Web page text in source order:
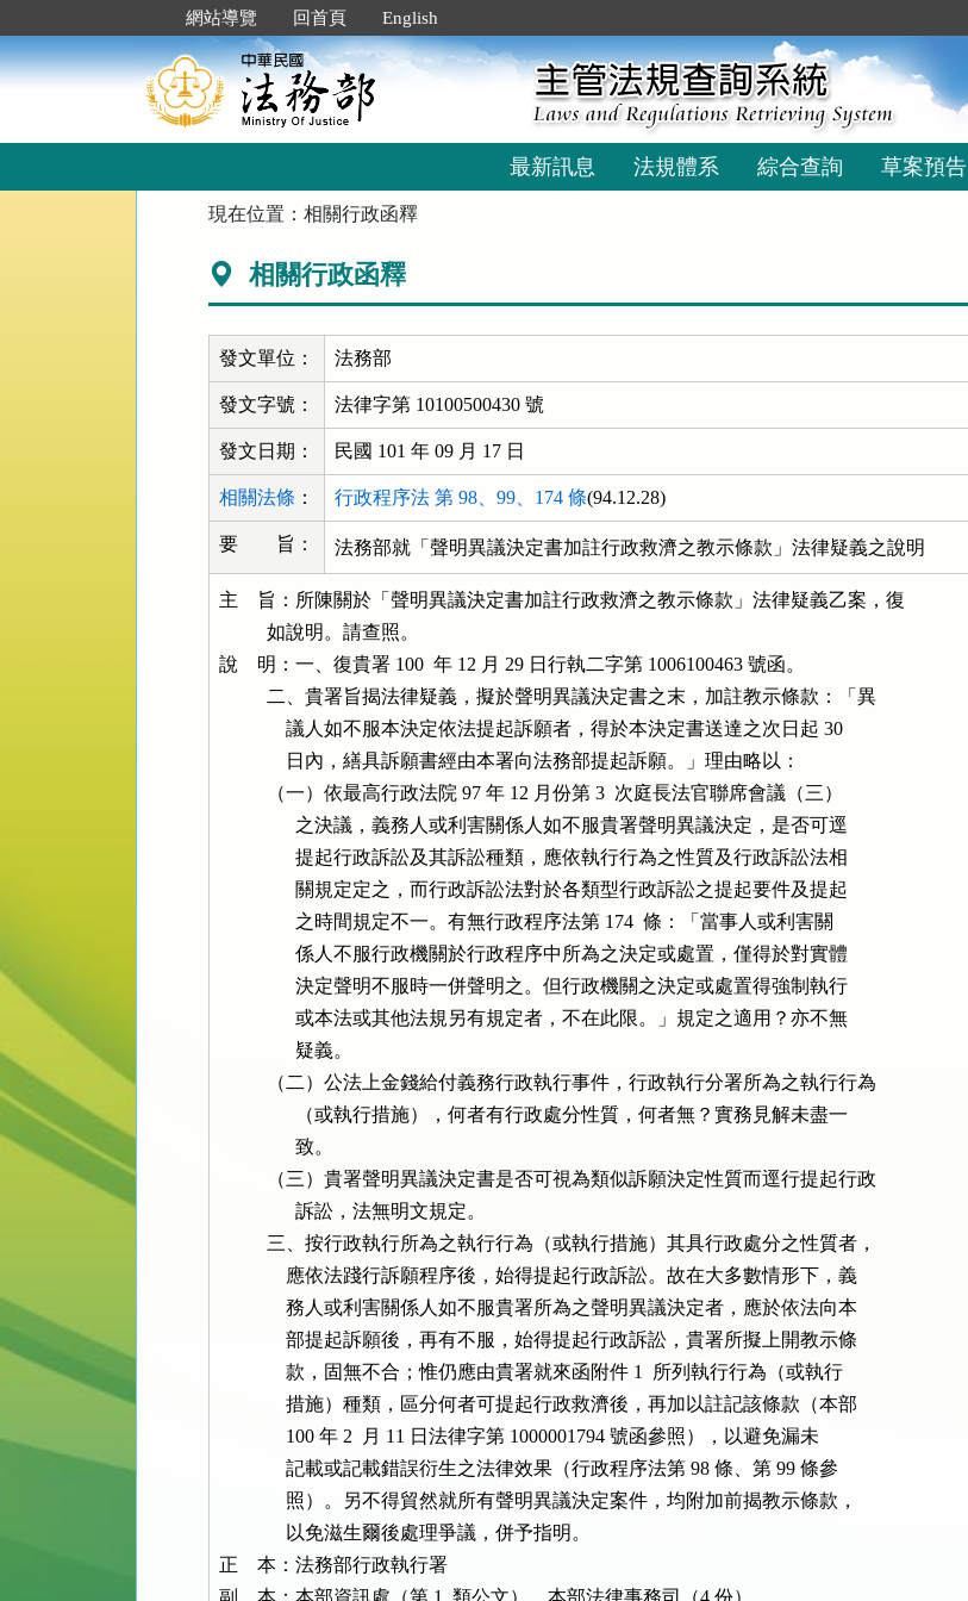
到
主
要
網站導覽 回首頁 English
最新訊息 法規體系 綜合查詢 草案預告
現在位置：相關行政函釋
相關行政函釋
發文單位： 法務部
發文字號： 法律字第 10100500430 號
發文日期： 民國 101 年 09 月 17 日
相關法條 ： 行政程序法 第 98、99、174 條(94.12.28)
要 旨： 法務部就「聲明異議決定書加註行政救濟之教示條款」法律疑義之說明
主    旨：所陳關於「聲明異議決定書加註行政救濟之教示條款」法律疑義乙案，復
          如說明。請查照。
說    明：一、復貴署 100  年 12 月 29 日行執二字第 1006100463 號函。
          二、貴署旨揭法律疑義，擬於聲明異議決定書之末，加註教示條款：「異
              議人如不服本決定依法提起訴願者，得於本決定書送達之次日起 30
              日內，繕具訴願書經由本署向法務部提起訴願。」理由略以：
          （一）依最高行政法院 97 年 12 月份第 3  次庭長法官聯席會議（三）
                之決議，義務人或利害關係人如不服貴署聲明異議決定，是否可逕
                提起行政訴訟及其訴訟種類，應依執行行為之性質及行政訴訟法相
                關規定定之，而行政訴訟法對於各類型行政訴訟之提起要件及提起
                之時間規定不一。有無行政程序法第 174  條：「當事人或利害關
                係人不服行政機關於行政程序中所為之決定或處置，僅得於對實體
                決定聲明不服時一併聲明之。但行政機關之決定或處置得強制執行
                或本法或其他法規另有規定者，不在此限。」規定之適用？亦不無
                疑義。
          （二）公法上金錢給付義務行政執行事件，行政執行分署所為之執行行為
                （或執行措施），何者有行政處分性質，何者無？實務見解未盡一
                致。
          （三）貴署聲明異議決定書是否可視為類似訴願決定性質而逕行提起行政
                訴訟，法無明文規定。
          三、按行政執行所為之執行行為（或執行措施）其具行政處分之性質者，
              應依法踐行訴願程序後，始得提起行政訴訟。故在大多數情形下，義
              務人或利害關係人如不服貴署所為之聲明異議決定者，應於依法向本
              部提起訴願後，再有不服，始得提起行政訴訟，貴署所擬上開教示條
              款，固無不合；惟仍應由貴署就來函附件 1  所列執行行為（或執行
              措施）種類，區分何者可提起行政救濟後，再加以註記該條款（本部
              100 年 2  月 11 日法律字第 1000001794 號函參照），以避免漏未
              記載或記載錯誤衍生之法律效果（行政程序法第 98 條、第 99 條參
              照）。另不得貿然就所有聲明異議決定案件，均附加前揭教示條款，
              以免滋生爾後處理爭議，併予指明。
正    本：法務部行政執行署
副    本：本部資訊處（第 1  類公文）、本部法律事務司（4 份）